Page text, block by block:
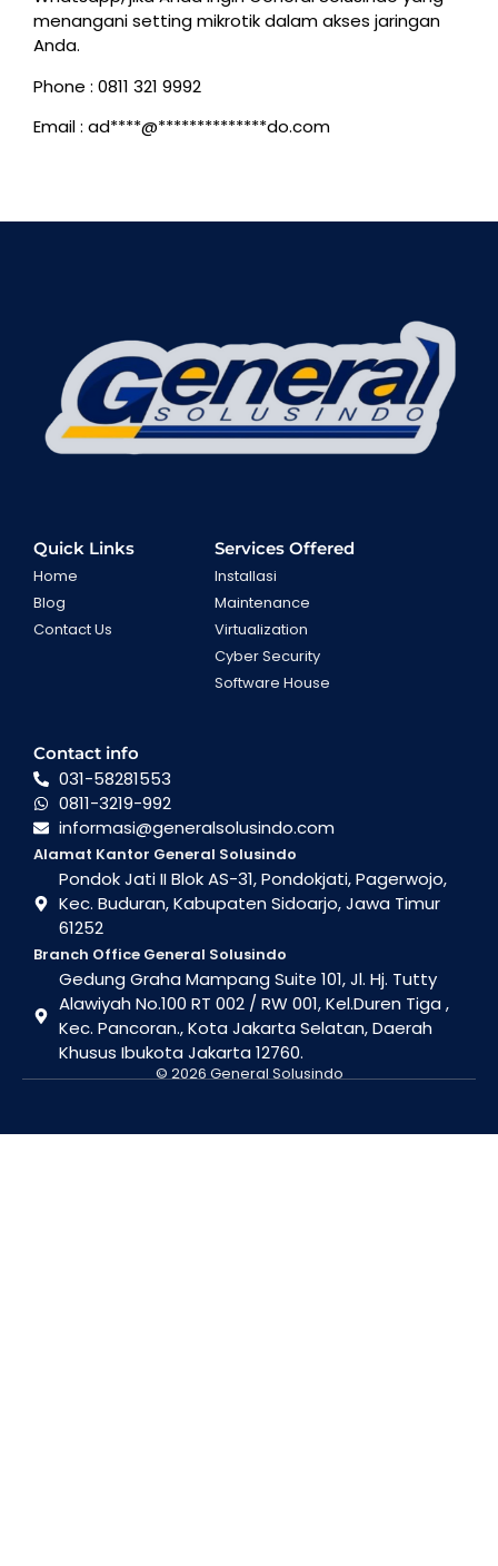
menangani setting mikrotik dalam akses jaringan
Anda.
Phone : 0811 321 9992
Email : ad****@**************do.com
Quick Links
Home
Blog
Contact Us
Services Offered
Installasi
Maintenance
Virtualization
Cyber Security
Software House
Contact info
031-58281553
0811-3219-992
informasi@generalsolusindo.com
Alamat Kantor General Solusindo
Pondok Jati II Blok AS-31, Pondokjati, Pagerwojo,
Kec. Buduran, Kabupaten Sidoarjo, Jawa Timur
61252
Branch Office General Solusindo
Gedung Graha Mampang Suite 101, Jl. Hj. Tutty
Alawiyah No.100 RT 002 / RW 001, Kel.Duren Tiga ,
Kec. Pancoran., Kota Jakarta Selatan, Daerah
Khusus Ibukota Jakarta 12760.
© 2026 General Solusindo